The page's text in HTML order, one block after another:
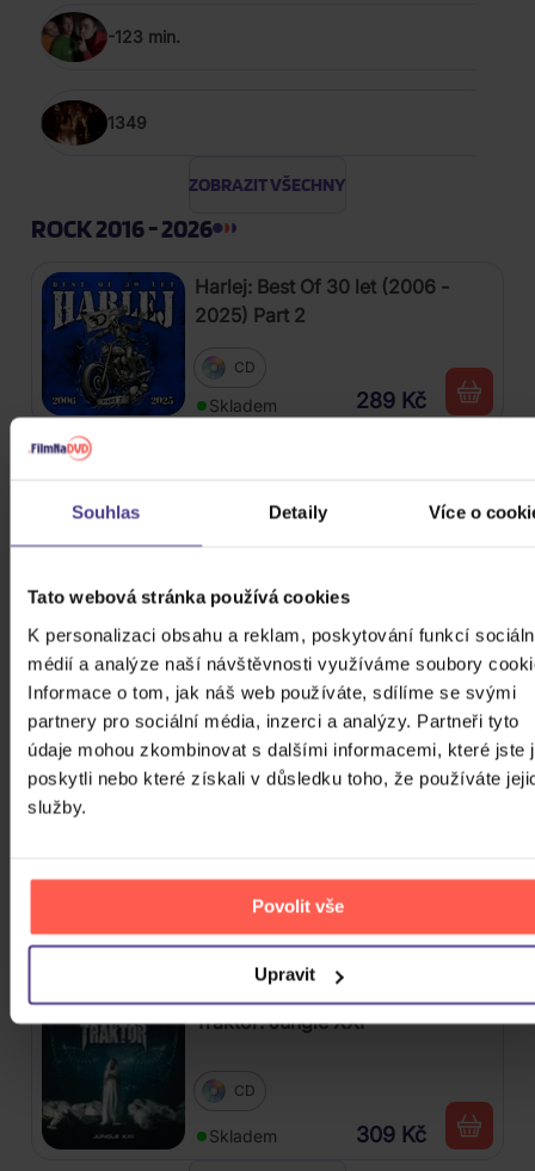
Souhlas Detaily Více o
Tato webová stránka používá cookies
K personalizaci obsahu a reklam, poskytování funkcí
médií a analýze naší návštěvnosti využíváme soubory
Informace o tom, jak náš web používáte, sdílíme se svými
partnery pro sociální média, inzerci a analýzy. Partneři tyto
údaje mohou zkombinovat s dalšími informacemi, které jste
poskytli nebo které získali v důsledku toho, že používáte
služby.
Povolit vše
Upravit
-123 min.
1349
ZOBRAZIT VŠECHNY
ROCK 2016 - 2026
Harlej: Best Of 30 let (2006 -
2025) Part 2
CD
Skladem 289 Kč
Skladem
Mišík Vladimír: Vteřiny, měsíce a
roky
Skladem 385 Kč
Vinyl
589 Kč
Traktor: Jungle XXI
CD
Skladem 309 Kč